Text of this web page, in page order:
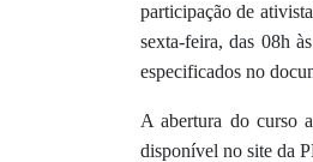
participação de
sexta-feira, das 08h
especificados no
A abertura do curso
disponível no site da